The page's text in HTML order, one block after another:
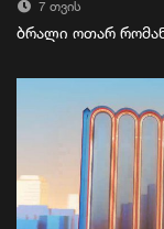
7 თვის
ბრალი ოთარ